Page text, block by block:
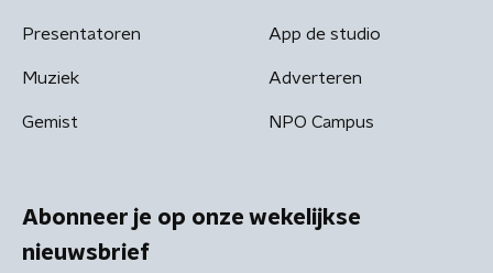
Presentatoren
Muziek
Gemist
App de studio
Adverteren
NPO Campus
Abonneer je op onze wekelijkse
nieuwsbrief